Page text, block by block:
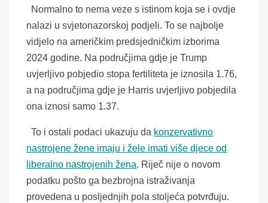
Normalno to nema veze s istinom koja se i ovdje
nalazi u svjetonazorskoj podjeli. To se najbolje
vidjelo na američkim predsjedničkim izborima
2024 godine. Na područjima gdje je Trump
uvjerljivo pobjedio stopa fertiliteta je iznosila 1.76,
a na područjima gdje je Harris uvjerljivo pobjedila
ona iznosi samo 1.37.
To i ostali podaci ukazuju da konzervativno
nastrojene žene imaju i žele imati više djece od
liberalno nastrojenih žena. Riječ nije o novom
podatku pošto ga bezbrojna istraživanja
provedena u posljednjih pola stoljeća potvrđuju.